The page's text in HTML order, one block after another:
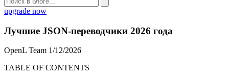
upgrade now
Лучшие JSON-переводчики 2026 года
OpenL Team 1/12/2026
TABLE OF CONTENTS